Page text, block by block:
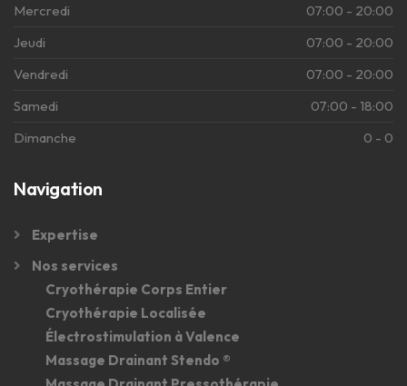
Mercredi
07:00 - 20:00
Jeudi
07:00 - 20:00
Vendredi
07:00 - 20:00
Samedi
07:00 - 18:00
Dimanche
0 - 0
Navigation
Expertise
Nos services
Cryothérapie Corps Entier
Cryothérapie Localisée
Électrostimulation à Valence
Massage Drainant Stendo ®